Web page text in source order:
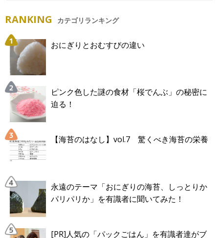
RANKING カテゴリランキング
おにぎりとおむすびの違い
ピンク色した謎の食材「桜でんぶ」の秘密に
迫る！
【海苔のはなし】vol.7 驚くべき海苔の栄養
永遠のテーマ「おにぎりの海苔、しっとりか
パリパリか」を有識者に聞いてみた！
[PR]人気の「パックごはん」を有識者達がブ